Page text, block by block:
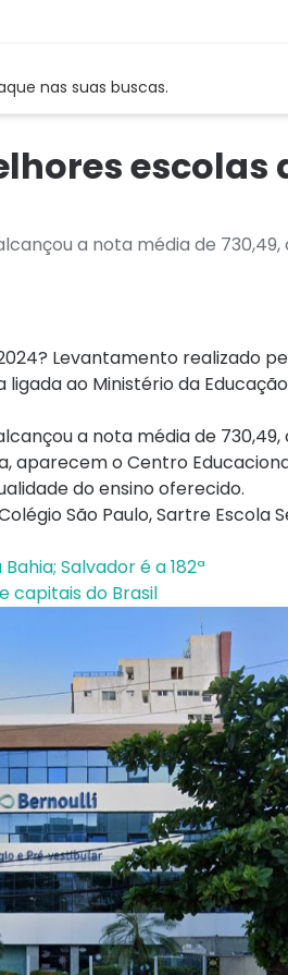
nas suas buscas.
escolas
a nota média de
Levantamento realizado
ao Ministério da
a nota média de 730,49,
aparecem o Centro
do ensino oferecido.
São Paulo, Sartre Escola
Salvador é a 182ª
capitais do Brasil